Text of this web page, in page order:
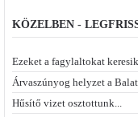
KÖZELBEN -
Ezeket a fagylaltokat
Árvaszúnyog helyzet a
Hűsítő vizet osztottunk...